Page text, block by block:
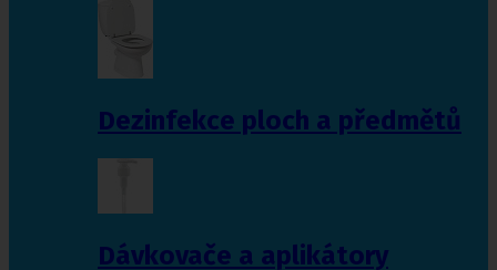
Dezinfekce ploch a předmětů
Dávkovače a aplikátory